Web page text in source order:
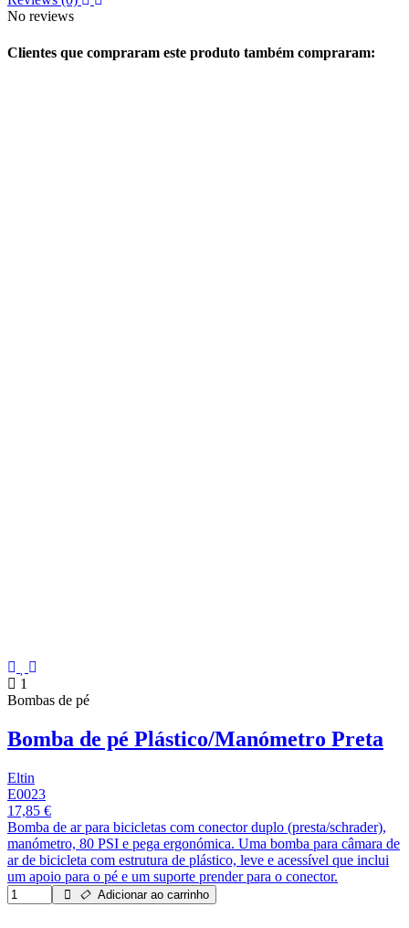
No reviews
Clientes que compraram este produto também compraram:
1
Bombas de pé
Bomba de pé Plástico/Manómetro Preta
Eltin
E0023
17,85 €
Bomba de ar para bicicletas com conector duplo (presta/schrader),
manómetro, 80 PSI e pega ergonómica. Uma bomba para câmara de
ar de bicicleta com estrutura de plástico, leve e acessível que inclui
um apoio para o pé e um suporte prender para o conector.
Adicionar ao carrinho